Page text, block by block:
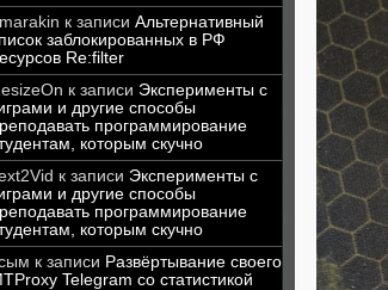
к записи Альтернативный
заблокированных в РФ
Re:filter
к записи Эксперименты с
и другие способы
программирование
которым скучно
к записи Эксперименты с
и другие способы
программирование
которым скучно
к записи Развёртывание своего
Telegram со статистикой